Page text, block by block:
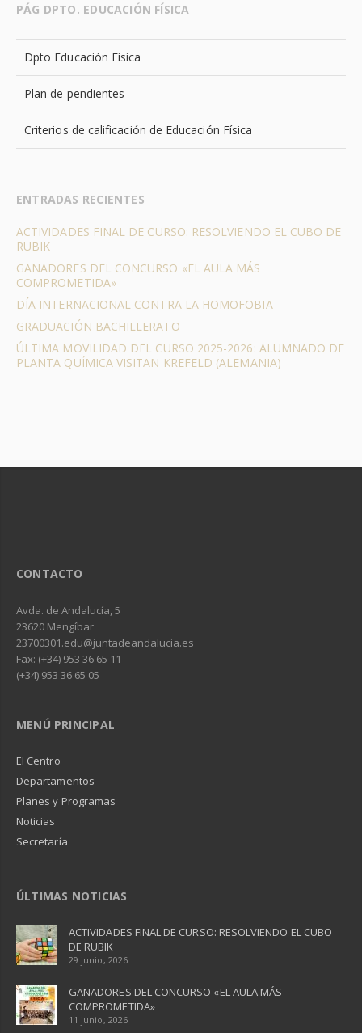
PÁG DPTO. EDUCACIÓN FÍSICA
Dpto Educación Física
Plan de pendientes
Criterios de calificación de Educación Física
ENTRADAS RECIENTES
ACTIVIDADES FINAL DE CURSO: RESOLVIENDO EL CUBO DE
RUBIK
GANADORES DEL CONCURSO «EL AULA MÁS
COMPROMETIDA»
DÍA INTERNACIONAL CONTRA LA HOMOFOBIA
GRADUACIÓN BACHILLERATO
ÚLTIMA MOVILIDAD DEL CURSO 2025-2026: ALUMNADO DE
PLANTA QUÍMICA VISITAN KREFELD (ALEMANIA)
CONTACTO
Avda. de Andalucía, 5
23620 Mengíbar
23700301.edu@juntadeandalucia.es
Fax: (+34) 953 36 65 11
(+34) 953 36 65 05
MENÚ PRINCIPAL
El Centro
Departamentos
Planes y Programas
Noticias
Secretaría
ÚLTIMAS NOTICIAS
ACTIVIDADES FINAL DE CURSO: RESOLVIENDO EL CUBO
DE RUBIK
29 junio, 2026
GANADORES DEL CONCURSO «EL AULA MÁS
COMPROMETIDA»
11 junio, 2026